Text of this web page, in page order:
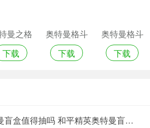
曼之格
进化0
下载
奥特曼格斗
进化0全角
下载
奥特曼格斗
0进化安卓
下载
和平精英奥特曼盲盒值得抽吗 和平精英奥特曼盲盒价格说明